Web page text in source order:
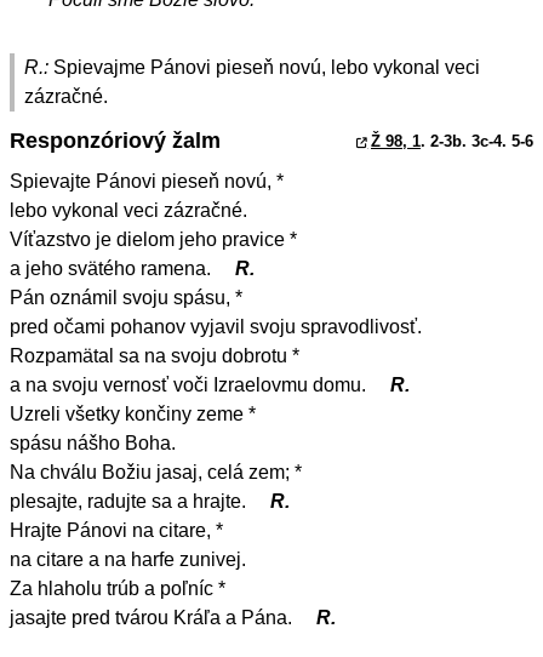
R.: Spievajme Pánovi pieseň novú, lebo vykonal veci
zázračné.
Responzóriový žalm Ž 98, 1. 2-3b. 3c-4. 5-6
Spievajte Pánovi pieseň novú, *
lebo vykonal veci zázračné.
Víťazstvo je dielom jeho pravice *
a jeho svätého ramena.
R.
Pán oznámil svoju spásu, *
pred očami pohanov vyjavil svoju spravodlivosť.
Rozpamätal sa na svoju dobrotu *
a na svoju vernosť voči Izraelovmu domu.
R.
Uzreli všetky končiny zeme *
spásu nášho Boha.
Na chválu Božiu jasaj, celá zem; *
plesajte, radujte sa a hrajte.
R.
Hrajte Pánovi na citare, *
na citare a na harfe zunivej.
Za hlaholu trúb a poľníc *
jasajte pred tvárou Kráľa a Pána.
R.